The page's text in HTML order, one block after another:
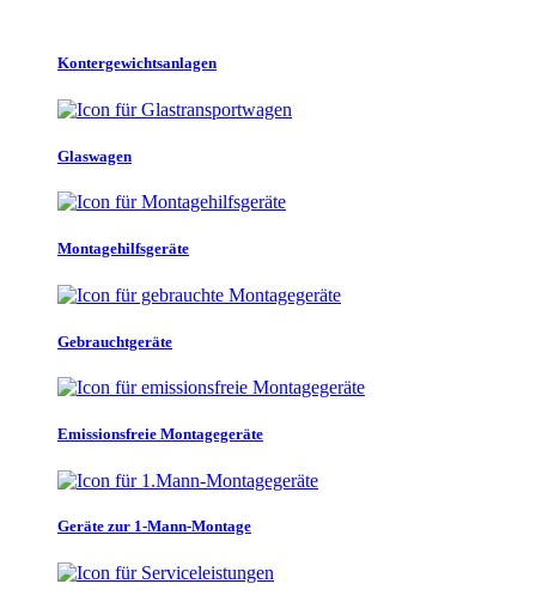
Kontergewichtsanlagen
Glaswagen
Montagehilfsgeräte
Gebrauchtgeräte
Emissionsfreie Montagegeräte
Geräte zur 1-Mann-Montage